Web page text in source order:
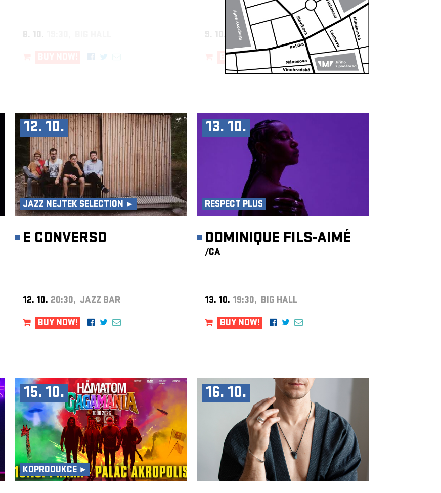
8. 10. 9. 10.
19:30, BIG HALL
BUY NOW!
12. 10.
JAZZ NEJTEK SELECTION ►
E CONVERSO
12. 10. 20:30, JAZZ BAR
BUY NOW!
13. 10.
RESPECT PLUS
DOMINIQUE FILS-AIMÉ
/CA
13. 10. 19:30, BIG HALL
BUY NOW!
15. 10.
KOPRODUKCE ►
16. 10.